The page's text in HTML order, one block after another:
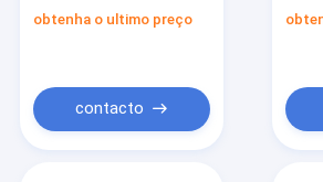
News
embalado em
obtenha o ultimo preço
contacto